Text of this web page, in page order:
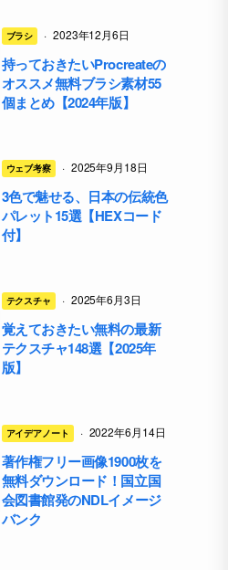
ブラシ · 2023年12月6日
持っておきたいProcreateの
オススメ無料ブラシ素材55
個まとめ【2024年版】
ウェブ考察 · 2025年9月18日
3色で魅せる、日本の伝統色
パレット15選【HEXコード
付】
テクスチャ · 2025年6月3日
覚えておきたい無料の最新
テクスチャ148選【2025年
版】
アイデアノート · 2022年6月14日
著作権フリー画像1900枚を
無料ダウンロード！国立国
会図書館発のNDLイメージ
バンク